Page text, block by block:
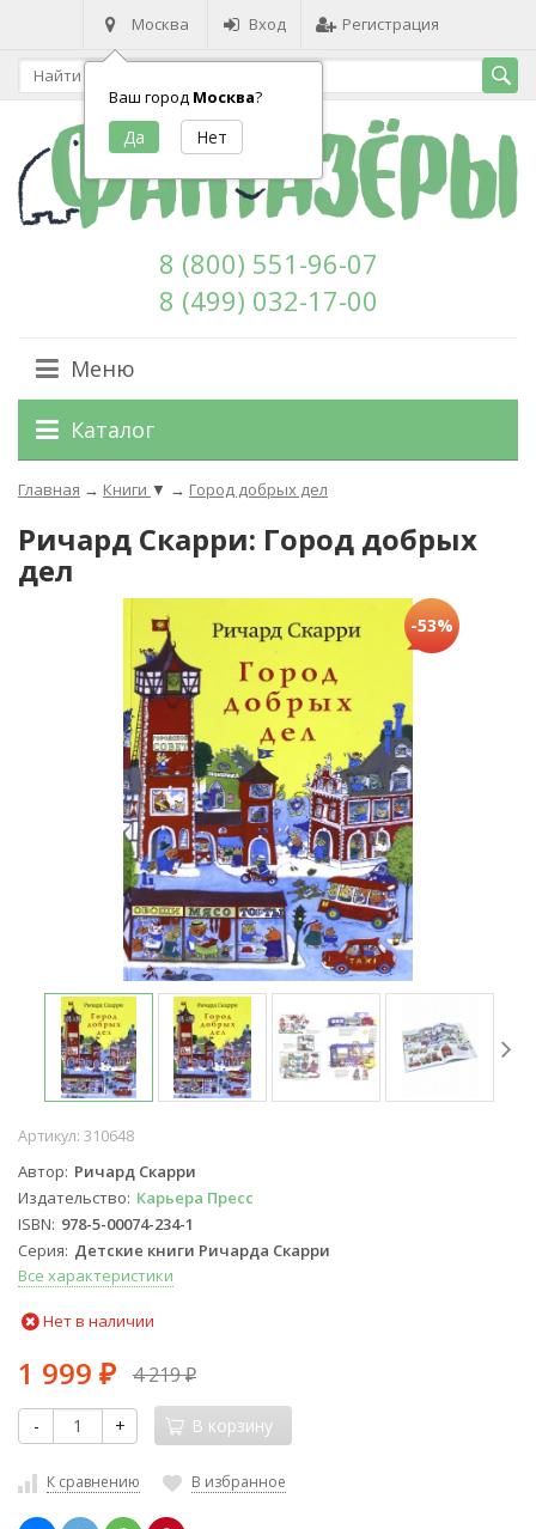
Москва
Ваш город Москва?
Вход Регистрация
8 (800) 551-96-07
8 (499) 032-17-00
Меню
Каталог
Главная → Книги ▼ → Город добрых дел
Ричард Скарри: Город добрых
дел
-53%
Артикул: 310648
Автор Ричард Скарри
Издательство Карьера Пресс
ISBN 978-5-00074-234-1
Серия Детские книги Ричарда Скарри
Все характеристики
Нет в наличии
1 999 ₽ 4 219₽
- + В корзину
К сравнению В избранное